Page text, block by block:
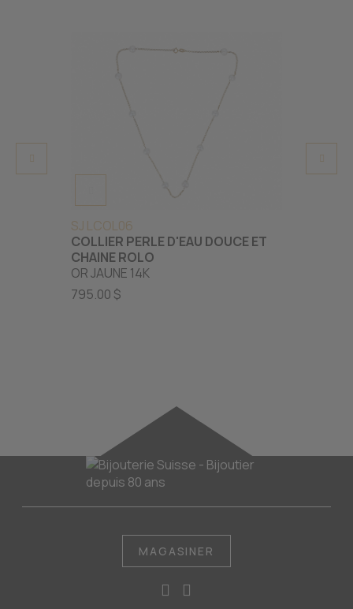
SJ LCOL06
COLLIER PERLE D'EAU DOUCE ET
CHAINE ROLO
OR JAUNE 14K
795.00 $
MAGASINER